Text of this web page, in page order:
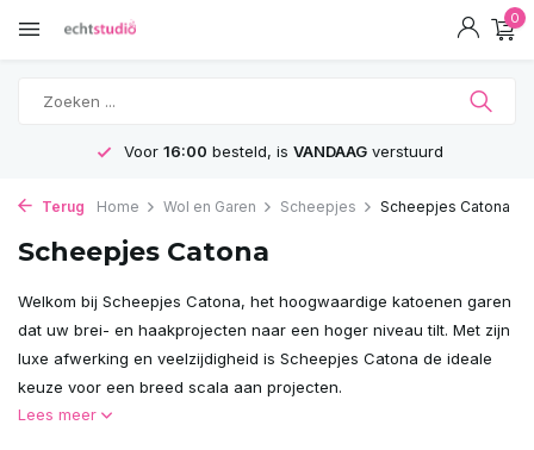
0
GRATISVerzending vanaf 75€
Terug Home Wol en Garen Scheepjes Scheepjes Catona
Scheepjes Catona
Welkom bij Scheepjes Catona, het hoogwaardige katoenen garen
dat uw brei- en haakprojecten naar een hoger niveau tilt. Met zijn
luxe afwerking en veelzijdigheid is Scheepjes Catona de ideale
keuze voor een breed scala aan projecten.
Lees meer